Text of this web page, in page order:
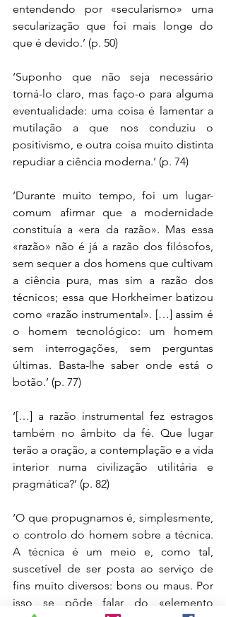
entendendo por «secularismo» uma
secularização que foi mais longe do
que é devido.’ (p. 50)
‘Suponho que não seja necessário
torná-lo claro, mas faço-o para alguma
eventualidade: uma coisa é lamentar a
mutilação a que nos conduziu o
positivismo, e outra coisa muito distinta
repudiar a ciência moderna.’ (p. 74)
‘Durante muito tempo, foi um lugar-
comum afirmar que a modernidade
constituía a «era da razão». Mas essa
«razão» não é já a razão dos filósofos,
sem sequer a dos homens que cultivam
a ciência pura, mas sim a razão dos
técnicos; essa que Horkheimer batizou
como «razão instrumental». […] assim é
o homem tecnológico: um homem
sem interrogações, sem perguntas
últimas. Basta-lhe saber onde está o
botão.’ (p. 77)
‘[…] a razão instrumental fez estragos
também no âmbito da fé. Que lugar
terão a oração, a contemplação e a vida
interior numa civilização utilitária e
pragmática?’ (p. 82)
‘O que propugnamos é, simplesmente,
o controlo do homem sobre a técnica.
A técnica é um meio e, como tal,
suscetível de ser posta ao serviço de
fins muito diversos: bons ou maus. Por
isso se pôde falar do «elemento